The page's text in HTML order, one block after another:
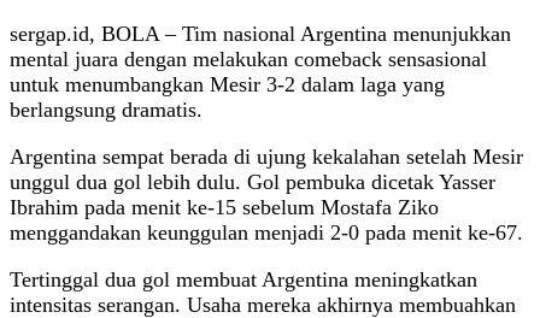
sergap.id, BOLA – Tim nasional Argentina menunjukkan
mental juara dengan melakukan comeback sensasional
untuk menumbangkan Mesir 3-2 dalam laga yang
berlangsung dramatis.
Argentina sempat berada di ujung kekalahan setelah Mesir
unggul dua gol lebih dulu. Gol pembuka dicetak Yasser
Ibrahim pada menit ke-15 sebelum Mostafa Ziko
menggandakan keunggulan menjadi 2-0 pada menit ke-67.
Tertinggal dua gol membuat Argentina meningkatkan
intensitas serangan. Usaha mereka akhirnya membuahkan